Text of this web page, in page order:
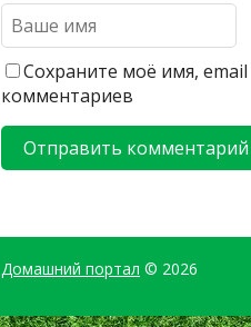
Сохраните моё имя,
комментариев
Домашний портал © 2026